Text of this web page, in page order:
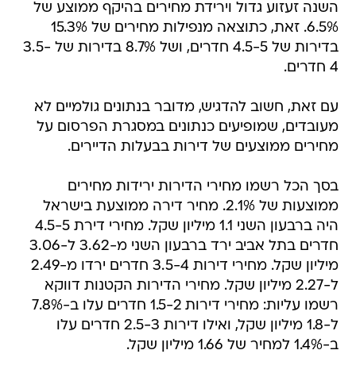
השנה זעזוע גדול וירידת מחירים בהיקף ממוצע של
6.5%. זאת, כתוצאה מנפילות מחירים של 15.3%
בדירות של 4.5-5 חדרים, ושל 8.7% בדירות של 3.5-
4 חדרים.
עם זאת, חשוב להדגיש, מדובר בנתונים גולמיים לא
מעובדים, שמופיעים כנתונים במסגרת הפרסום על
מחירים ממוצעים של דירות בבעלות הדיירים.
בסך הכל רשמו מחירי הדירות ירידות מחירים
ממוצעות של 2.1%. מחיר דירה ממוצעת בישראל
היה ברבעון השני 1.1 מיליון שקל. מחירי דירת 4.5-5
חדרים בתל אביב ירד ברבעון השני מ-3.62 ל-3.06
מיליון שקל. מחירי דירות 3.5-4 חדרים ירדו מ-2.49
ל-2.27 מיליון שקל. מחירי הדירות הקטנות דווקא
רשמו עליות: מחירי דירות 1.5-2 חדרים עלו ב-7.8%
ל-1.8 מיליון שקל, ואילו דירות 2.5-3 חדרים עלו
ב-1.4% למחיר של 1.66 מיליון שקל.